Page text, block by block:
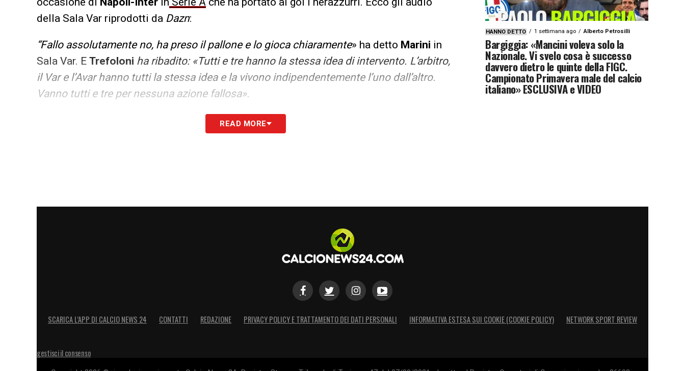
della Sala Var riprodotti da Dazn:
“Fallo assolutamente no, ha preso il pallone e lo gioca chiaramente» ha detto Marini in
Sala Var. E Trefoloni ha ribadito: «Tutti e tre hanno la stessa idea di intervento. L’arbitro,
il Var e l’Avar hanno tutti la stessa idea e la vivono indipendentemente l’uno dall’altro.
Vanno tutti e tre per nessuna azione fallosa».
LA PLAYLIST DELLE NOSTRE TOP NEWSREAD MORE
HANNO DETTO 1 settimana ago Alberto Petrosilli
Bargiggia: «Mancini voleva solo la
Nazionale. Vi svelo cosa è successo
davvero dietro le quinte della FIGC.
Campionato Primavera male del calcio
italiano» ESCLUSIVA e VIDEO
SCARICA L’APP DI CALCIO NEWS 24 CONTATTI REDAZIONE PRIVACY POLICY E TRATTAMENTO DEI DATI PERSONALI INFORMATIVA ESTESA SUI COOKIE (COOKIE POLICY) NETWORK SPORT REVIEW
gestisci il consenso